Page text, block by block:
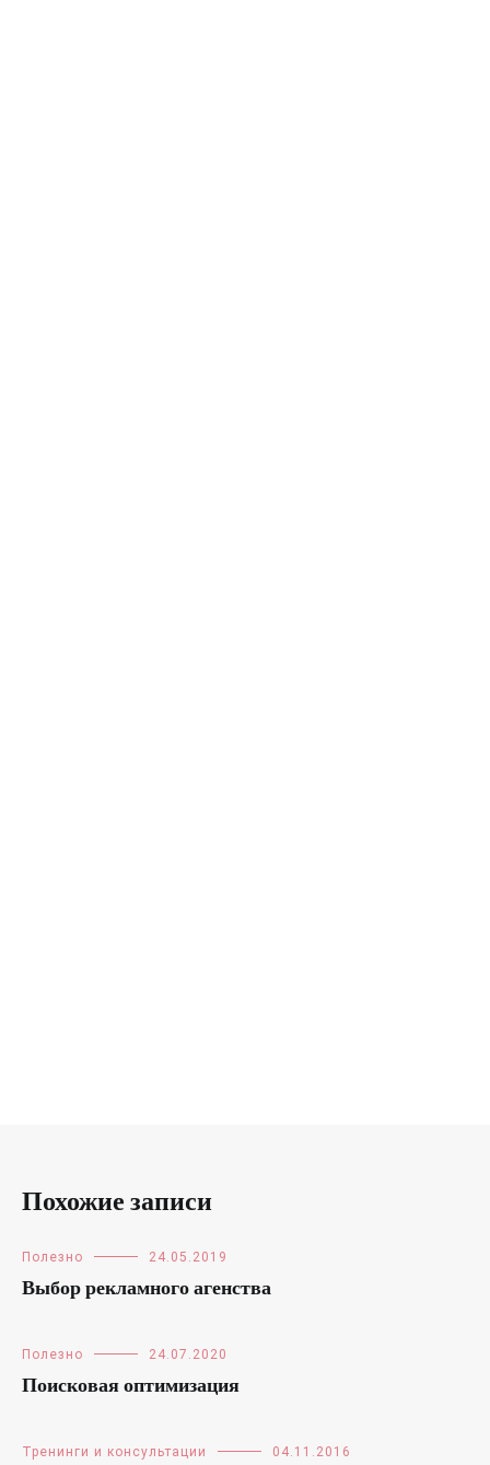
Похожие записи
Полезно 24.05.2019
Выбор рекламного агенства
Полезно 24.07.2020
Поисковая оптимизация
Тренинги и консультации 04.11.2016